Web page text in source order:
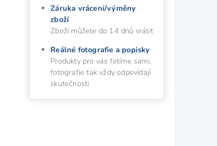
Záruka vrácení/výměny
zboží
Zboží můžete do 14 dnů vrátit
Reálné fotografie a popisky
Produkty pro vás fotíme sami,
fotografie tak vždy odpovídají
skutečnosti